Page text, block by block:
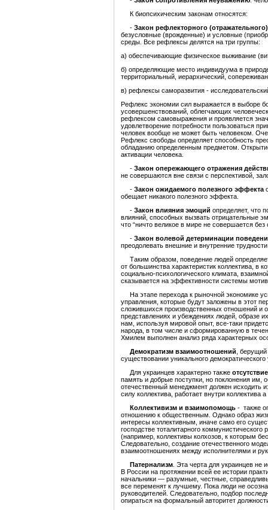
К биопсихическим законам относятся:
- Закон рефлекторного
безусловные (врожденные) и условные
среды. Все рефлексы делятся на три группы:
а) обеспечивающие физическое выживание
б) определяющие место индивидуума в
территориальный, иерархический,
в) рефлексы саморазвития -
Рефлекс экономии сил выражается в выборе
усовершенствований, облегчающих
рефлексом самовыражения и проявляется
удовлетворение потребности пользоваться
человек вообще не может быть человеком.
Рефлекс свободы определяет способность
обладанию определенным предметом.
активации человека.
- Закон опережающего отражения
не совершаются вне связи с перспективой,
- Закон ожидаемого полезного эффекта
обещает никакого полезного эффекта.
- Закон влияния эмоций определяет, что
влияний, способных вызвать отрицательные
что “ничто великое в мире не совершается без
- Закон волевой детерминации
преодолевать внешние и внутренние
Таким образом, поведение людей
от большинства характеристик коллектива, в
социально-психологического климата,
сказывается на эффективности системы
На этапе перехода к рыночной экономике
управления, которые будут заложены в этот
сложившихся производственных отношений и
представлениях и убеждениях людей, образе
нам, используя мировой опыт, все-таки
народа, в том числе и сформированную в
Хмилем выполнен анализ ряда характерных
Демократизм взаимоотношений ,
существовании уникального
Для украинцев характерно также
память и добрые поступки, но поклонения им,
отечественный менеджмент должен исходить
силу коллектива, работает внутри коллектива
Коллективизм и взаимопомощь - также
отношению к общественным. Однако образ
интересы коллективным, иначе само его
господстве тоталитарного
(например, коллективы колхозов, к которым
Следовательно, создание отечественного
взаимоотношениях между исполнителями и
Патернализм . Эта черта для украинцев
В России на протяжении всей ее истории
начальники — разумные, честные,
все переменят к лучшему. Пока люди не
руководителей. Следовательно, подбор
опираться на формальный авторитет